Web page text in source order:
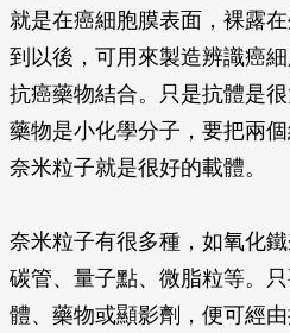
就是在癌細胞膜表面，裸露
到以後，可用來製造辨識癌
抗癌藥物結合。只是抗體是
藥物是小化學分子，要把兩
奈米粒子就是很好的載體。
奈米粒子有很多種，如氧化
碳管、量子點、微脂粒等。
體、藥物或顯影劑，便可經